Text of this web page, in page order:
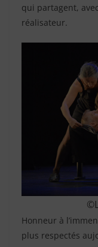
qui partagent,
réalisateur.
Honneur à
plus respectés